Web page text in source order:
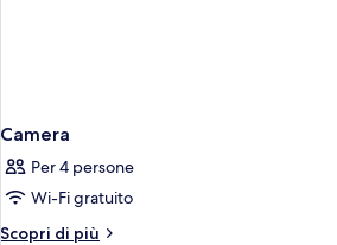
Camera
Per 4 persone
Wi-Fi gratuito
Scopri di più
Altri